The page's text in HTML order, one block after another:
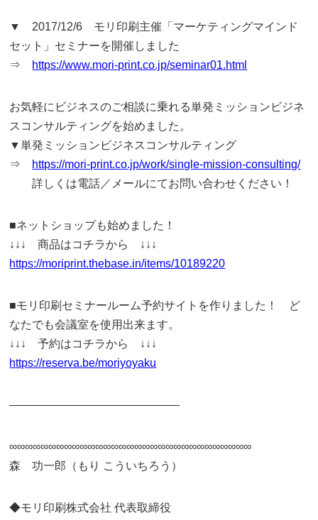
▼ 2017/12/6 モリ印刷主催「マーケティングマインド
セット」セミナーを開催しました
⇒ https://www.mori-print.co.jp/seminar01.html
お気軽にビジネスのご相談に乗れる単発ミッションビジネ
スコンサルティングを始めました。
▼単発ミッションビジネスコンサルティング
⇒ https://mori-print.co.jp/work/single-mission-consulting/
詳しくは電話／メールにてお問い合わせください！
■ネットショップも始めました！
↓↓↓ 商品はコチラから ↓↓↓
https://moriprint.thebase.in/items/10189220
■モリ印刷セミナールーム予約サイトを作りました！ ど
なたでも会議室を使用出来ます。
↓↓↓ 予約はコチラから ↓↓↓
https://reserva.be/moriyoyaku
———————————————
∞∞∞∞∞∞∞∞∞∞∞∞∞∞∞∞∞∞∞∞∞∞∞∞∞∞∞∞∞∞∞
森 功一郎（もり こういちろう）
◆モリ印刷株式会社 代表取締役